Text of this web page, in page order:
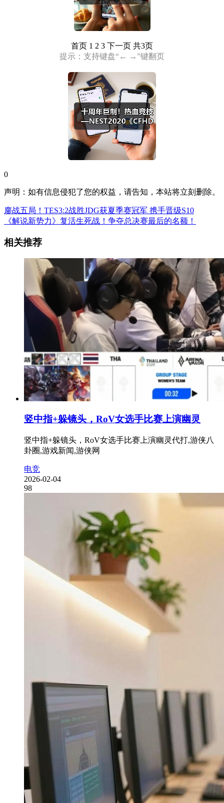
首页 1 2 3 下一页 共3页
提示：支持键盘“← →”键翻页
0
声明：如有信息侵犯了您的权益，请告知，本站将立刻删除。
鏖战五局！TES3:2战胜JDG获夏季赛冠军 携手晋级S10
《解说新势力》复活生死战！争夺总决赛最后的名额！
相关推荐
竖中指+躲镜头，RoV女选手比赛上演幽灵
竖中指+躲镜头，RoV女选手比赛上演幽灵代打,游侠八
卦圈,游戏新闻,游侠网
电竞
2026-02-04
98